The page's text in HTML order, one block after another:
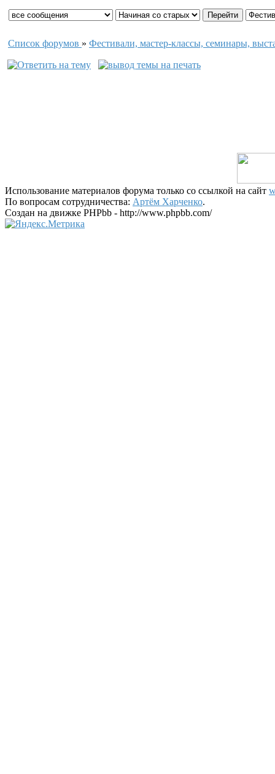
Список форумов » Фестивали, мастер-классы, семинары,
Использование материалов форума только со ссылкой на сайт
По вопросам сотрудничества: Артём Харченко.
Создан на движке PHPbb - http://www.phpbb.com/